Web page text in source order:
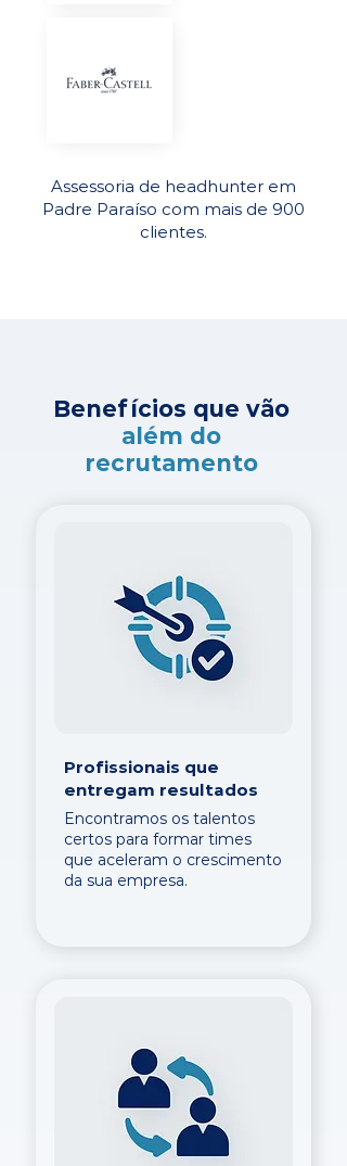
Assessoria de headhunter em
Padre Paraíso com mais de 900
clientes.
Benefícios que vão
além do
recrutamento
Profissionais que
entregam resultados
Encontramos os talentos
certos para formar times
que aceleram o crescimento
da sua empresa.